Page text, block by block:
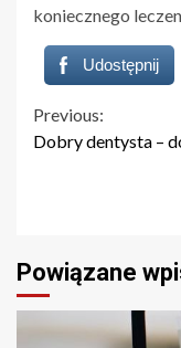
koniecznego
Udostępnij
Continue
Reading
Previous:
Dobry dentysta –
Powiązane